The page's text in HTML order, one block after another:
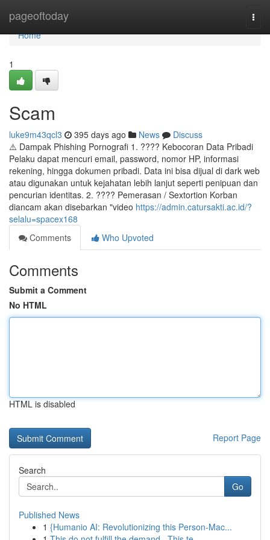
pageoftoday
Home
Home
1
Scam
luke9m43qcl3 395 days ago News
Discuss
⚠️ Dampak Phishing Pornografi 1. ???? Kebocoran Data Pribadi
Pelaku dapat mencuri email, password, nomor HP, informasi
rekening, hingga dokumen pribadi. Data ini bisa dijual di dark web
atau digunakan untuk kejahatan lebih lanjut seperti penipuan dan
pencurian identitas. 2. ???? Pemerasan / Sextortion Korban
diancam akan disebarkan "video https://admin.catursakti.ac.id/?
selalu=spacex168
Comments
Who Upvoted
Comments
Submit a Comment
No HTML
HTML is disabled
Report Page
Search
Go
Published News
1 {Humanio AI: Revolutionizing this Person-Mac...